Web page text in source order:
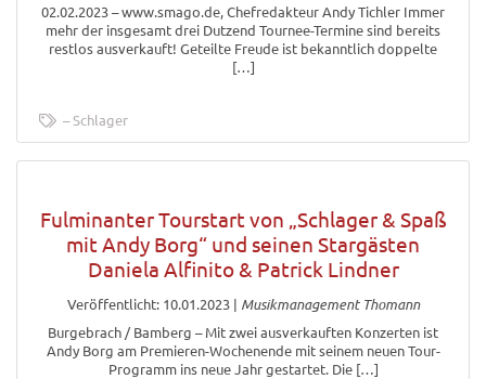
02.02.2023 – www.smago.de, Chefredakteur Andy Tichler Immer
mehr der insgesamt drei Dutzend Tournee-Termine sind bereits
restlos ausverkauft! Geteilte Freude ist bekanntlich doppelte
[…]
Schlager
Fulminanter Tourstart von „Schlager & Spaß
mit Andy Borg“ und seinen Stargästen
Daniela Alfinito & Patrick Lindner
Veröffentlicht: 10.01.2023| Musikmanagement Thomann
Burgebrach / Bamberg – Mit zwei ausverkauften Konzerten ist
Andy Borg am Premieren-Wochenende mit seinem neuen Tour-
Programm ins neue Jahr gestartet. Die […]